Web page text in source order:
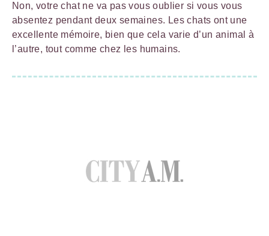
Non, votre chat ne va pas vous oublier si vous vous
absentez pendant deux semaines. Les chats ont une
excellente mémoire, bien que cela varie d’un animal à
l’autre, tout comme chez les humains.